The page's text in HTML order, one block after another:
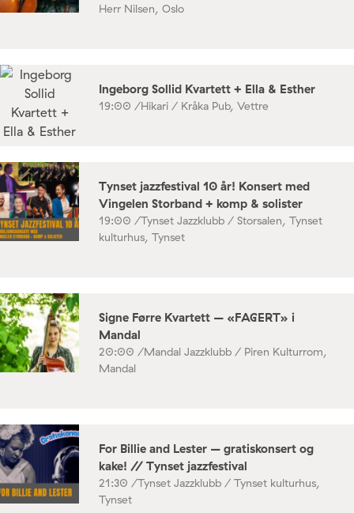
Herr Nilsen, Oslo
Ingeborg Sollid Kvartett + Ella & Esther
19:00 /Hikari / Kråka Pub, Vettre
Tynset jazzfestival 10 år! Konsert med
Vingelen Storband + komp & solister
19:00 /Tynset Jazzklubb / Storsalen, Tynset
kulturhus, Tynset
Signe Førre Kvartett – «FAGERT» i
Mandal
20:00 /Mandal Jazzklubb / Piren Kulturrom,
Mandal
For Billie and Lester – gratiskonsert og
kake! // Tynset jazzfestival
21:30 /Tynset Jazzklubb / Tynset kulturhus,
Tynset